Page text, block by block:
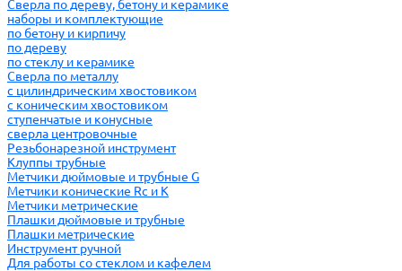
Сверла по дереву, бетону и керамике
наборы и комплектующие
по бетону и кирпичу
по дереву
по стеклу и керамике
Сверла по металлу
c цилиндрическим хвостовиком
c коническим хвостовиком
cтупенчатые и конусные
сверла центровочные
Резьбонарезной инструмент
Клуппы трубные
Метчики дюймовые и трубные G
Метчики конические Rc и К
Метчики метрические
Плашки дюймовые и трубные
Плашки метрические
Инструмент ручной
Для работы со стеклом и кафелем